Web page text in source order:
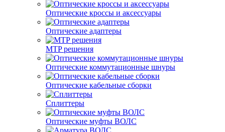
Оптические кроссы и аксессуары
Оптические адаптеры
MTP решения
Оптические коммутационные шнуры
Оптические кабельные сборки
Сплиттеры
Оптические муфты ВОЛС